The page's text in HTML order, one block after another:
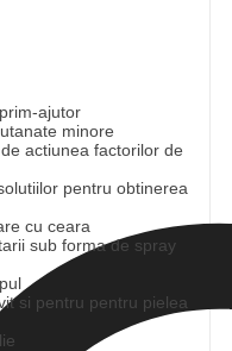
ajutor
minore
actiunea factorilor de
pentru obtinerea
cu ceara
sub forma de spray
si pentru pentru pielea